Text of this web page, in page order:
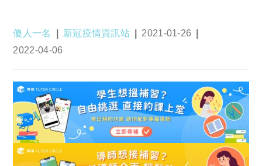
Post
author:
傻人一名
Post
新冠疫情資訊站
Post
2021-01-26
Post
2022-04-06